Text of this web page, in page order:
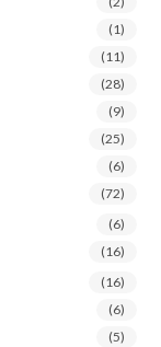
(1)
(11)
(28)
(9)
(25)
(6)
(72)
(6)
(16)
(16)
(6)
(5)